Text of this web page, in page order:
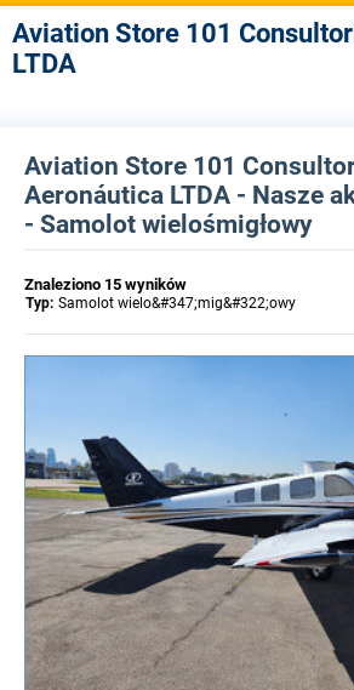
Aviation Store 101
LTDA
Aviation Store 101
Aeronáutica LTDA - Nasze
- Samolot wielośmigłowy
Znaleziono 15 wyników
Typ: Samolot wielo&#347;mig&#322;owy